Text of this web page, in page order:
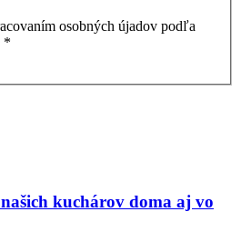
osobných újadov podľa
*
kuchárov doma aj vo